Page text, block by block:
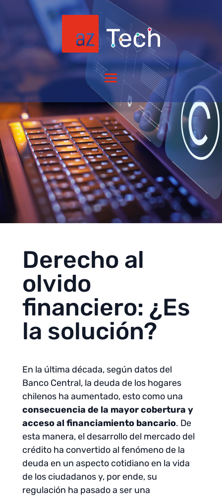
Derecho al
olvido
financiero: ¿Es
la solución?
En la última década, según datos del
Banco Central, la deuda de los hogares
chilenos ha aumentado, esto como una
consecuencia de la mayor cobertura y
acceso al financiamiento bancario. De
esta manera, el desarrollo del mercado del
crédito ha convertido al fenómeno de la
deuda en un aspecto cotidiano en la vida
de los ciudadanos y, por ende, su
regulación ha pasado a ser una